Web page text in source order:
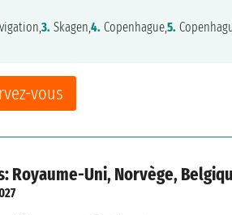
vous
3. Skagen,4. Copenhague,5.
Royaume-Uni, Norvège,